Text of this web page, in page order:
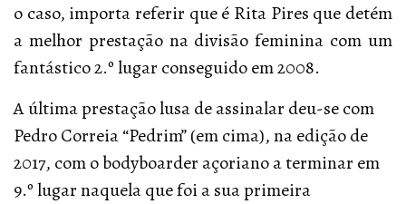
o caso, importa referir que é Rita Pires que detém
a melhor prestação na divisão feminina com um
fantástico 2.º lugar conseguido em 2008.
A última prestação lusa de assinalar deu-se com
Pedro Correia “Pedrim” (em cima), na edição de
2017, com o bodyboarder açoriano a terminar em
9.º lugar naquela que foi a sua primeira